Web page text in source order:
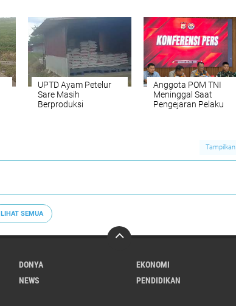
UPTD Ayam Petelur
Sare Masih
Berproduksi
Anggota POM TNI
Meninggal Saat
Pengejaran Pelaku
Tampilkan
LIHAT SEMUA
DONYA
EKONOMI
NEWS
PENDIDIKAN